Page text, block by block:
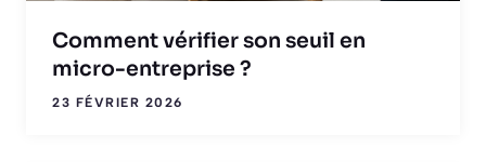
Comment vérifier son seuil en
micro-entreprise ?
23 FÉVRIER 2026